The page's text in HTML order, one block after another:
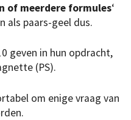
of meerdere formules‘
als paars-geel dus.
geven in hun opdracht,
(PS).
om enige vraag van